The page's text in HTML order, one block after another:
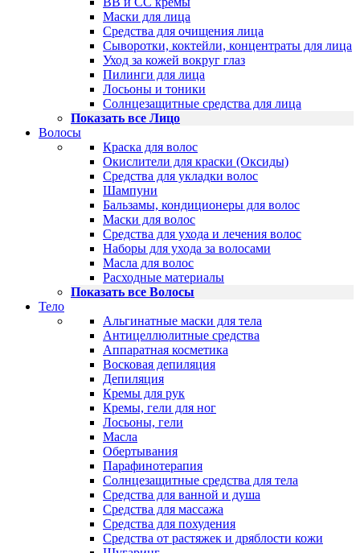
Маски для лица
Средства для очищения лица
Сыворотки, коктейли, концентраты для лица
Уход за кожей вокруг глаз
Пилинги для лица
Лосьоны и тоники
Солнцезащитные средства для лица
Показать все Лицо
Волосы
Краска для волос
Окислители для краски (Оксиды)
Средства для укладки волос
Шампуни
Бальзамы, кондиционеры для волос
Маски для волос
Средства для ухода и лечения волос
Наборы для ухода за волосами
Масла для волос
Расходные материалы
Показать все Волосы
Тело
Альгинатные маски для тела
Антицеллюлитные средства
Аппаратная косметика
Восковая депиляция
Депиляция
Кремы для рук
Кремы, гели для ног
Лосьоны, гели
Масла
Обертывания
Парафинотерапия
Солнцезащитные средства для тела
Средства для ванной и душа
Средства для массажа
Средства для похудения
Средства от растяжек и дряблости кожи